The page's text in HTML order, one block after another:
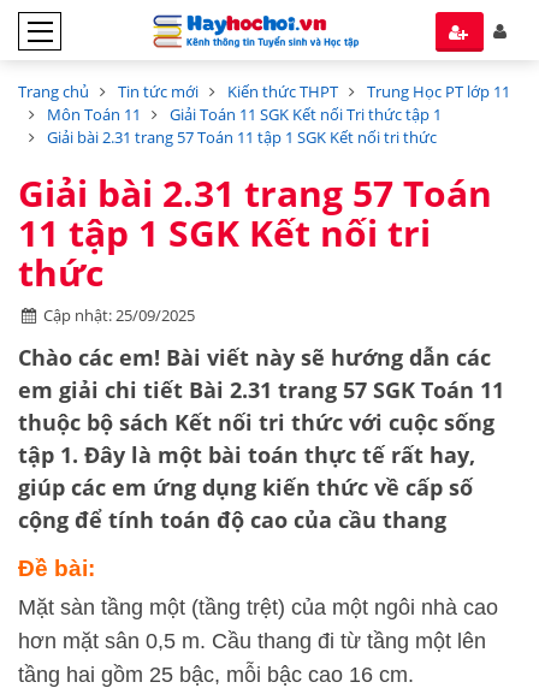
Trang chủ Tin tức mới Kiến thức THPT
Trung Học PT lớp 11
Môn Toán 11
Giải Toán 11 SGK Kết nối Tri thức tập 1
Giải bài 2.31 trang 57 Toán 11 tập 1 SGK Kết nối tri thức
Giải bài 2.31 trang 57 Toán
11 tập 1 SGK Kết nối tri
thức
Cập nhật: 25/09/2025
Chào các em! Bài viết này sẽ hướng dẫn các
em giải chi tiết Bài 2.31 trang 57 SGK Toán 11
thuộc bộ sách Kết nối tri thức với cuộc sống
tập 1. Đây là một bài toán thực tế rất hay,
giúp các em ứng dụng kiến thức về cấp số
cộng để tính toán độ cao của cầu thang
Đề bài:
Mặt sàn tầng một (tầng trệt) của một ngôi nhà cao
hơn mặt sân 0,5 m. Cầu thang đi từ tầng một lên
tầng hai gồm 25 bậc, mỗi bậc cao 16 cm.